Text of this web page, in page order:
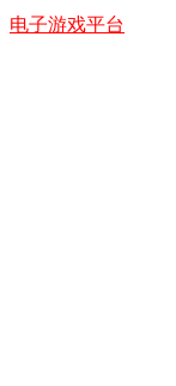
电子游戏平台